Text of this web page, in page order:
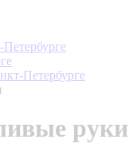
Петербурге
руки